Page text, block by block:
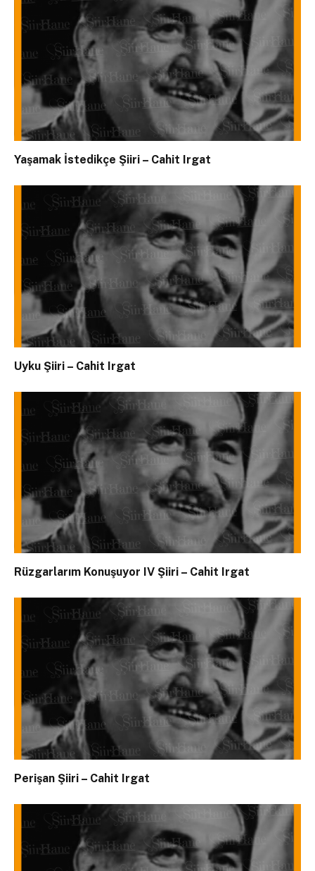
Yaşamak İstedikçe Şiiri – Cahit Irgat
Uyku Şiiri – Cahit Irgat
Rüzgarlarım Konuşuyor IV Şiiri – Cahit Irgat
Perişan Şiiri – Cahit Irgat